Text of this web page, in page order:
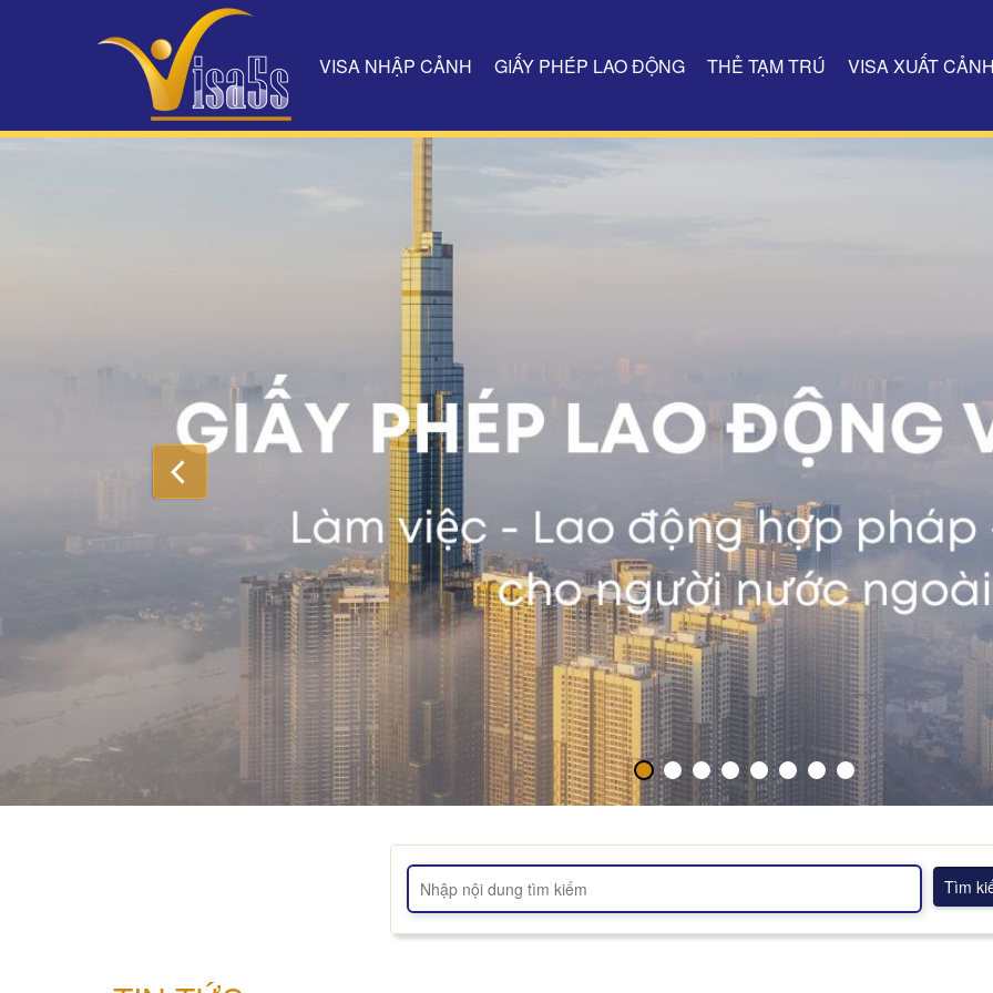
VISA NHẬP CẢNH GIẤY PHÉP LAO ĐỘNG THẺ TẠM TRÚ VISA XUẤT
Tìm